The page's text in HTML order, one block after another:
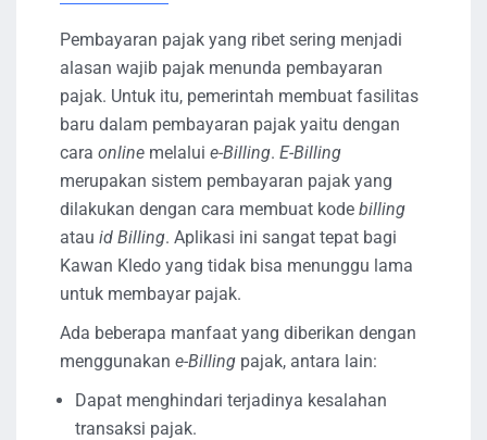
Pembayaran pajak yang ribet sering menjadi
alasan wajib pajak menunda pembayaran
pajak. Untuk itu, pemerintah membuat fasilitas
baru dalam pembayaran pajak yaitu dengan
cara online melalui e-Billing. E-Billing
merupakan sistem pembayaran pajak yang
dilakukan dengan cara membuat kode billing
atau id Billing. Aplikasi ini sangat tepat bagi
Kawan Kledo yang tidak bisa menunggu lama
untuk membayar pajak.
Ada beberapa manfaat yang diberikan dengan
menggunakan e-Billing pajak, antara lain:
Dapat menghindari terjadinya kesalahan
transaksi pajak.